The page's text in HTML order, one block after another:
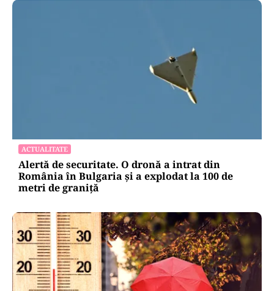
ACTUALITATE
Alertă de securitate. O dronă a intrat din
România în Bulgaria şi a explodat la 100 de
metri de graniţă